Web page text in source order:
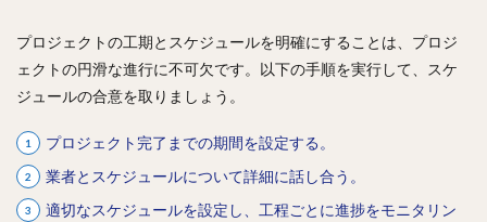
プロジェクトの工期とスケジュールを明確にすることは、プロジ
ェクトの円滑な進行に不可欠です。以下の手順を実行して、スケ
ジュールの合意を取りましょう。
プロジェクト完了までの期間を設定する。
業者とスケジュールについて詳細に話し合う。
適切なスケジュールを設定し、工程ごとに進捗をモニタリン